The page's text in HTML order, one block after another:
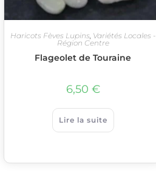
Haricots Fèves Lupins Variétés Locales -
Région Centre
Flageolet de Touraine
6,50 €
Lire la suite